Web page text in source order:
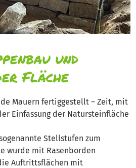
und
Fläche
Mauern fertiggestellt – Zeit, mit
Einfassung der Natursteinfläche
Stellstufen zum
wurde mit Rasenborden
Auftrittsflächen mit